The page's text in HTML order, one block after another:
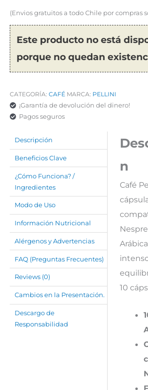
(Envios gratuitos a todo Chile por compras
Este producto no está
porque no quedan
CATEGORÍA: CAFÉ MARCA: PELLINI
¡Garantía de devolución del dinero!
Pagos seguros
Descripción
Beneficios Clave
¿Cómo Funciona? /
Ingredientes
Modo de Uso
Información Nutricional
Alérgenos y Advertencias
FAQ (Preguntas Frecuentes)
Reviews (0)
Cambios en la Presentación.
Descargo de
Responsabilidad
n
Café
10